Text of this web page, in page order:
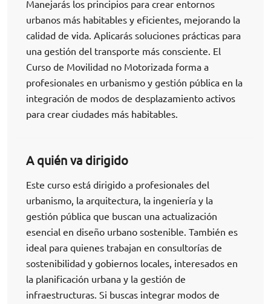
Manejarás los principios para crear entornos
urbanos más habitables y eficientes, mejorando la
calidad de vida. Aplicarás soluciones prácticas para
una gestión del transporte más consciente. El
Curso de Movilidad no Motorizada forma a
profesionales en urbanismo y gestión pública en la
integración de modos de desplazamiento activos
para crear ciudades más habitables.
A quién va dirigido
Este curso está dirigido a profesionales del
urbanismo, la arquitectura, la ingeniería y la
gestión pública que buscan una actualización
esencial en diseño urbano sostenible. También es
ideal para quienes trabajan en consultorías de
sostenibilidad y gobiernos locales, interesados en
la planificación urbana y la gestión de
infraestructuras. Si buscas integrar modos de